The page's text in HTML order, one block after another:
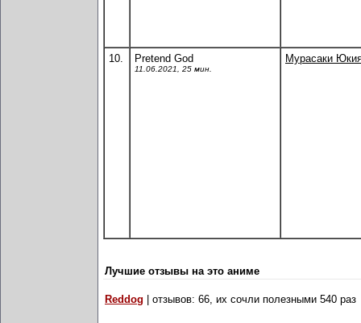
10. Pretend God
11.06.2021, 25 мин.
Мурасаки
Лучшие отзывы на это аниме
Reddog | отзывов: 66, их сочли полезными 540 раз